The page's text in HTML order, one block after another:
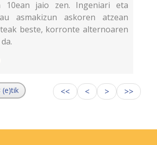
10ean jaio zen. Ingeniari eta
asmakizun askoren atzean
beste, korronte alternoaren
(e)tik << < > >>